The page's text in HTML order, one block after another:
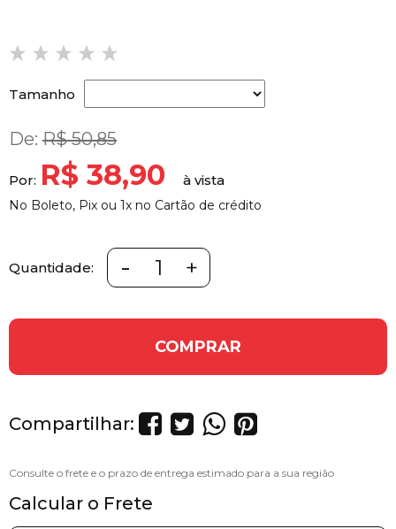
Tamanho
De: R$ 50,85
Por: R$ 38,90
No Boleto, Pix ou 1x no Cartão de crédito
Quantidade: - +
COMPRAR
Compartilhar:
Calcular o Frete